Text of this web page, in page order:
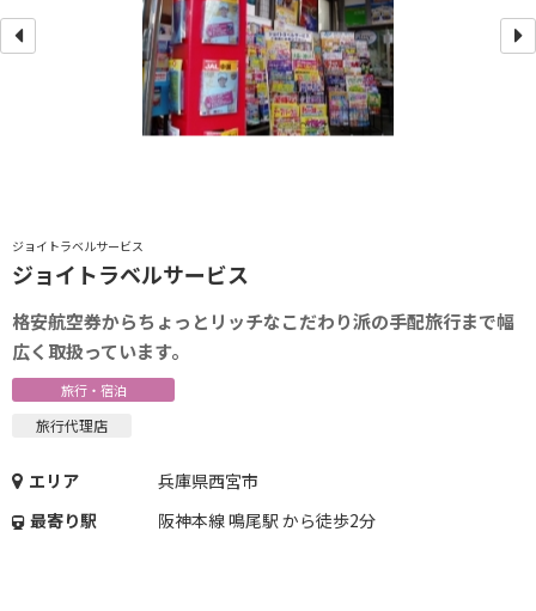
ジョイトラベルサービス
ジョイトラベルサービス
格安航空券からちょっとリッチなこだわり派の手配旅行まで幅
広く取扱っています。
旅行・宿泊
旅行代理店
エリア
兵庫県西宮市
最寄り駅
阪神本線 鳴尾駅 から徒歩2分